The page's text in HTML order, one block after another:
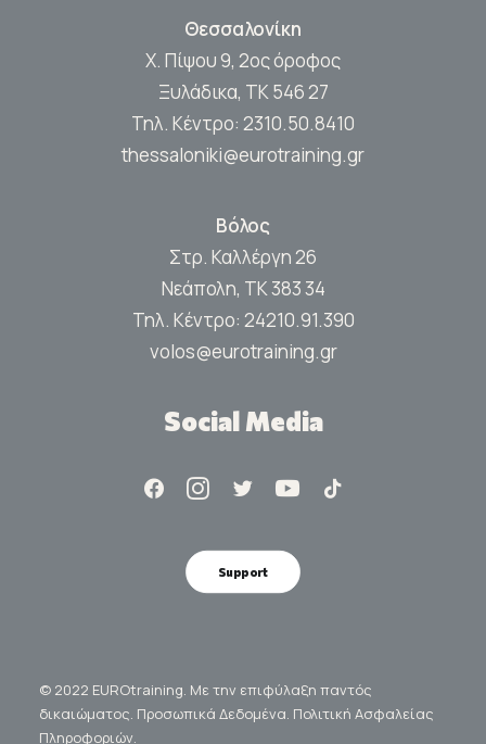
Θεσσαλονίκη
Χ. Πίψου 9, 2ος όροφος
Ξυλάδικα, ΤΚ 546 27
Τηλ. Κέντρο: 2310.50.8410
thessaloniki@eurotraining.gr
Βόλος
Στρ. Καλλέργη 26
Νεάπολη, ΤΚ 383 34
Τηλ. Κέντρο: 24210.91.390
volos@eurotraining.gr
Social Media
Support
© 2022 EUROtraining. Με την επιφύλαξη παντός
δικαιώματος. Προσωπικά Δεδομένα. Πολιτική Ασφαλείας
Πληροφοριών.